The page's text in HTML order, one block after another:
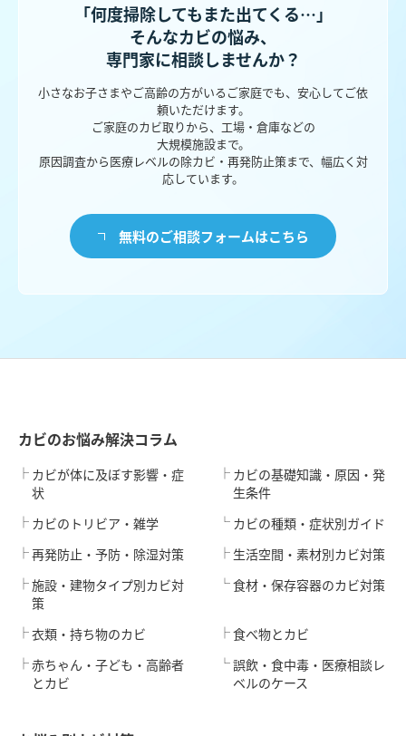
「何度掃除してもまた出てくる…」
そんなカビの悩み、
専門家に相談しませんか？
小さなお子さまやご高齢の方がいるご家庭でも、安心してご依
頼いただけます。
ご家庭のカビ取りから、工場・倉庫などの
大規模施設まで。
原因調査から医療レベルの除カビ・再発防止策まで、幅広く対
応しています。
無料のご相談フォームはこちら
カビのお悩み解決コラム
カビが体に及ぼす影響・症
状
カビのトリビア・雑学
カビの基礎知識・原因・発
生条件
カビの種類・症状別ガイド
再発防止・予防・除湿対策
施設・建物タイプ別カビ対
策
生活空間・素材別カビ対策
食材・保存容器のカビ対策
衣類・持ち物のカビ
赤ちゃん・子ども・高齢者
とカビ
食べ物とカビ
誤飲・食中毒・医療相談レ
ベルのケース